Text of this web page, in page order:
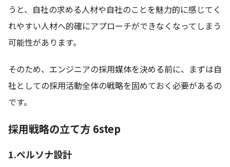
うと、自社の求める人材や自社のことを魅力的に感じてく
れやすい人材へ的確にアプローチができなくなってしまう
可能性があります。
そのため、エンジニアの採用媒体を決める前に、まずは自
社としての採用活動全体の戦略を固めておく必要があるの
です。
採用戦略の立て方 6step
1.ペルソナ設計